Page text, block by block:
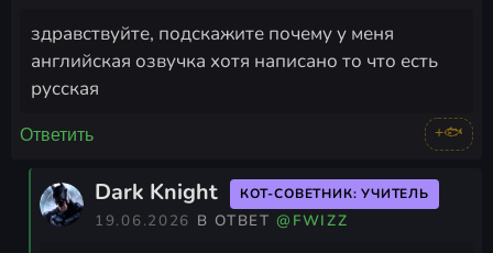
здравствуйте, подскажите почему у меня
английская озвучка хотя написано то что есть
русская
Ответить +🐟
Dark Knight КОТ-СОВЕТНИК: УЧИТЕЛЬ
19.06.2026 В ОТВЕТ@FWIZZ